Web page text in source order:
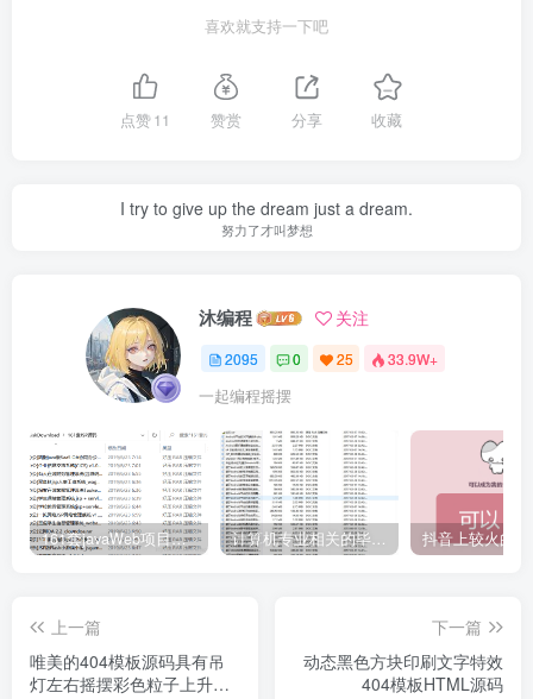
喜欢就支持一下吧
点赞11 赞赏 分享 收藏
I try to give up the dream just a dream.
努力了才叫梦想
沐编程 关注
2095 0 25 33.9W+
一起编程摇摆
161套javaWeb项目源码免费分享 计算机专业相关的毕业设计论文合集免费下载
上一篇
唯美的404模板源码具有吊
灯左右摇摆彩色粒子上升特
下一篇
动态黑色方块印刷文字特效
404模板HTML源码